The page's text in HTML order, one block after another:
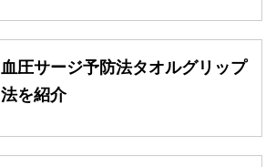
血圧サージ予防法タオルグリップ
法を紹介